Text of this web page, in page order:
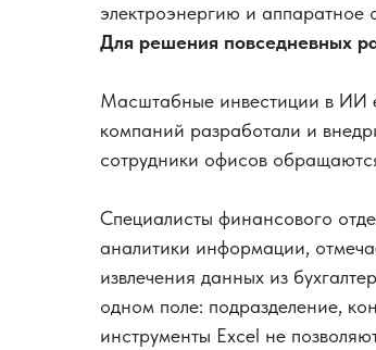
электроэнергию и аппаратное
Для решения повседневных
Масштабные инвестиции в ИИ
компаний разработали и
сотрудники офисов
Специалисты финансового
аналитики информации,
извлечения данных из
одном поле: подразделение,
инструменты Excel не